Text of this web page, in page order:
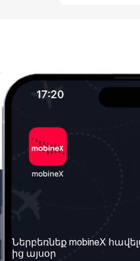
Մեր մասին
Մեր ծառայությունները
Ներբեռնեք mobineX
ից այսօր